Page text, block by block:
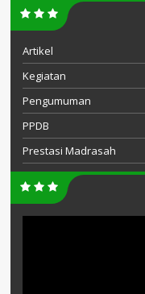
Artikel
Kegiatan
Pengumuman
PPDB
Prestasi Madrasah